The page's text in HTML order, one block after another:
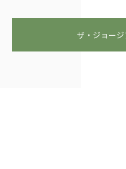
ザ・ジョー